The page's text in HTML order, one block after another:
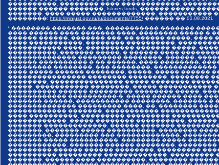
����������, �������� ���� ������������,
������ ������ �������, Istories fonds, ������ �����
�������, ���� ����� �������������, �����������
��������: https://minjust.gov.ru/ru/documents/7755/ ������ �� 03.09.2021
* �������� ������� ���, ����������� �������
���� ������ ���� ������� ����, �������� ����� �
������ ������, �������.���, �� ������ �����,
���� �����������, �������� ����������,
����������� ����, ���������� ������� �����,
����������, ������� �����, � ������ ����
�������������� ��������� ��������, ������,
������ ���������� � �� ������, ���� ��������,
��������� ��������, ��� ��������,
���� ����� ������ ��������, �����, ����� ������
���������������� �������� ��������, ��������
��������, ��������������� ����� ��������
�����, ����������� ��������, ����� �����������
���������� ������ ��������� �������� �����,
������������ ����������-�, ����� ������ ����
������� ������, ����������� ��������, �������
�������������� ��������� ����. ��, ��������
������������ �������, �����������
���� ����������, ��������� ���������
������������, ����� �������� ����������,
������� �������������, ������ �������
�������, ������� ����� ����������, ��������
���������, ��������� ��� �������������,
������� ����� ����������, �������� �����
������������, ������� ������ ��������,
���������-������ ������ ��������, ���������
���������� ��������� �������������, ���������
�������, ������ ���� ����������, ��������